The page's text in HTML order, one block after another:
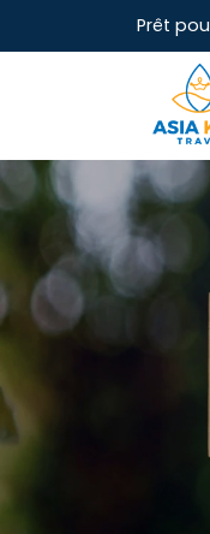
Prêt